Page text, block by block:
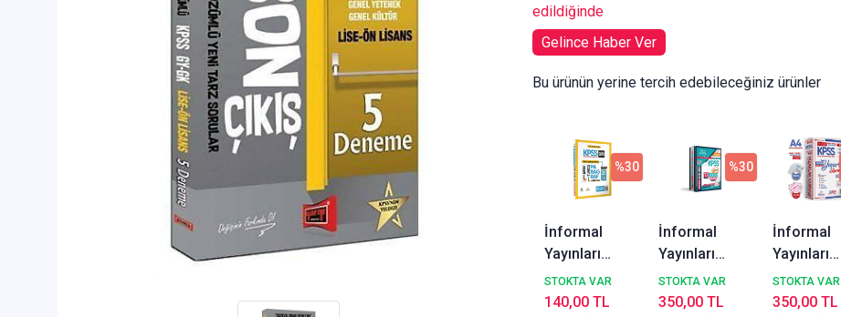
edildiğinde
Gelince Haber Ver
Bu ürünün yerine tercih edebileceğiniz ürünler
İnformal
Yayınları
2026 KPSS
Ortaöğretim/Lise
STOKTA VAR
%30
140,00 TL
İnformal
Yayınları
2026 KPSS
Ön Lisans
STOKTA VAR
%30
350,00 TL
İnformal
Yayınları
2026 KPSS
ÖnLisans
STOKTA VAR
350,00 TL